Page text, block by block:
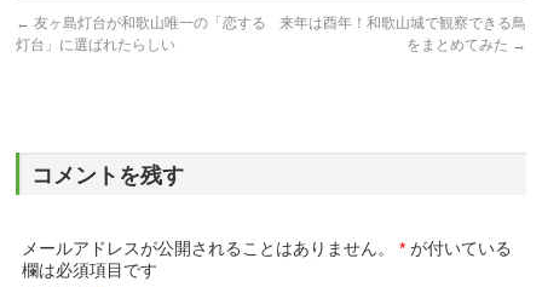
← 友ヶ島灯台が和歌山唯一の「恋する
灯台」に選ばれたらしい
来年は酉年！和歌山城で観察できる鳥
をまとめてみた →
コメントを残す
メールアドレスが公開されることはありません。 * が付いている
欄は必須項目です